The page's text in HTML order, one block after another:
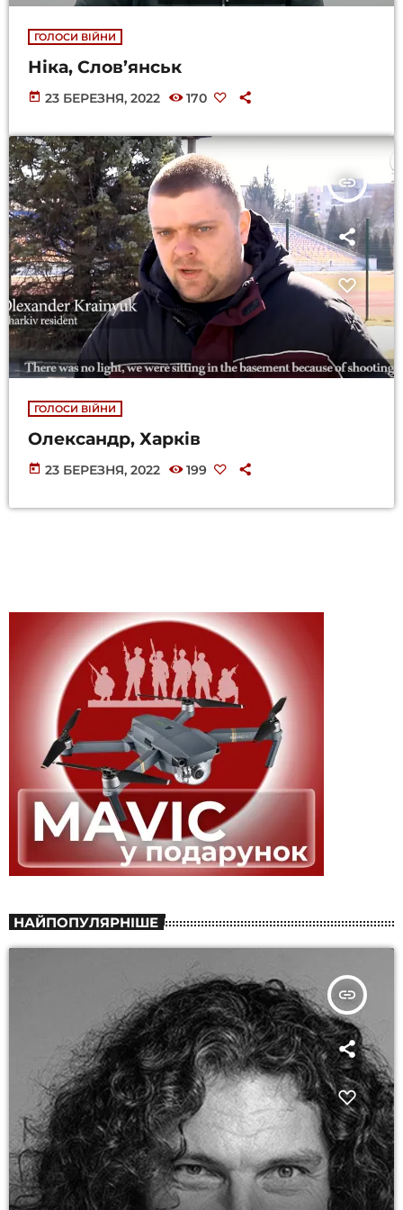
й
ю
».
ГОЛОСИ ВІЙНИ
Ніка, Слов’янськ
today 23 БЕРЕЗНЯ, 2022 170
insert_link
ГОЛОСИ ВІЙНИ
Олександр, Харків
today 23 БЕРЕЗНЯ, 2022 199
НАЙПОПУЛЯРНІШЕ
insert_link